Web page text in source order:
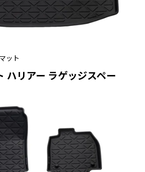
ット
ハリアー ラゲッジスペー